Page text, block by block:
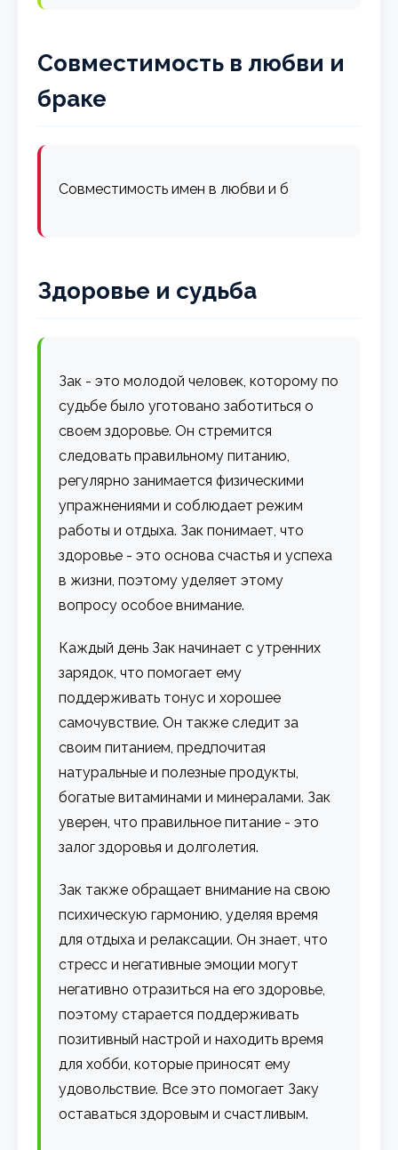
Совместимость в любви и
браке
Совместимость имен в любви и б
Здоровье и судьба
Зак - это молодой человек, которому по
судьбе было уготовано заботиться о
своем здоровье. Он стремится
следовать правильному питанию,
регулярно занимается физическими
упражнениями и соблюдает режим
работы и отдыха. Зак понимает, что
здоровье - это основа счастья и успеха
в жизни, поэтому уделяет этому
вопросу особое внимание.
Каждый день Зак начинает с утренних
зарядок, что помогает ему
поддерживать тонус и хорошее
самочувствие. Он также следит за
своим питанием, предпочитая
натуральные и полезные продукты,
богатые витаминами и минералами. Зак
уверен, что правильное питание - это
залог здоровья и долголетия.
Зак также обращает внимание на свою
психическую гармонию, уделяя время
для отдыха и релаксации. Он знает, что
стресс и негативные эмоции могут
негативно отразиться на его здоровье,
поэтому старается поддерживать
позитивный настрой и находить время
для хобби, которые приносят ему
удовольствие. Все это помогает Заку
оставаться здоровым и счастливым.